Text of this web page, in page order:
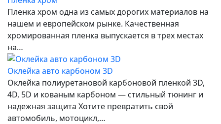
Пленка хром одна из самых дорогих материалов на
нашем и европейском рынке. Качественная
хромированная пленка выпускается в трех местах
на…
Оклейка авто карбоном 3D
Оклейка полиуретановой карбоновой пленкой 3D,
4D, 5D и кованым карбоном — стильный тюнинг и
надежная защита Хотите превратить свой
автомобиль, мотоцикл,…